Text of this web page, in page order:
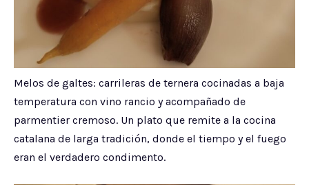
Melos de galtes: carrileras de ternera cocinadas a baja
temperatura con vino rancio y acompañado de
parmentier cremoso. Un plato que remite a la cocina
catalana de larga tradición, donde el tiempo y el fuego
eran el verdadero condimento.